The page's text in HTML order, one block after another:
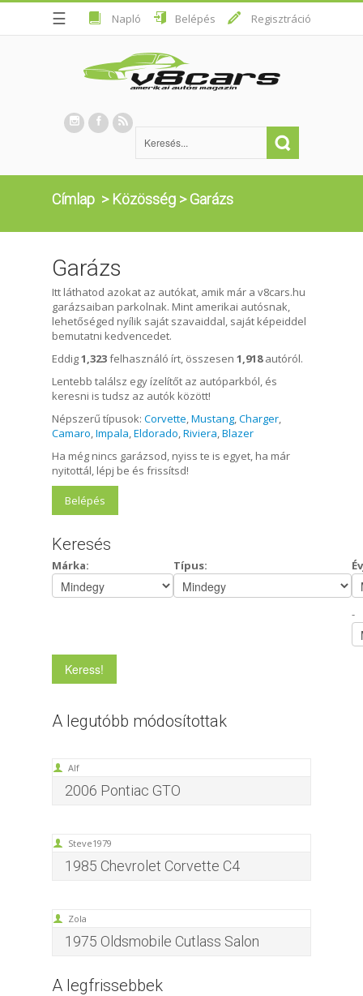
☰ Napló Belépés Regisztráció
Címlap > Közösség >Garázs
Garázs
Itt láthatod azokat az autókat, amik már a v8cars.hu
garázsaiban parkolnak. Mint amerikai autósnak,
lehetőséged nyílik saját szavaiddal, saját képeiddel
bemutatni kedvencedet.
Eddig1,323felhasználó írt, összesen 1,918autóról.
Lentebb találsz egy ízelítőt az autóparkból, és
keresni is tudsz az autók között!
Népszerű típusok: Corvette Mustang Charger
Camaro Impala Eldorado Riviera Blazer
Ha még nincs garázsod, nyiss te is egyet, ha már
nyitottál, lépj be és frissítsd!
Belépés
Keresés
Márka: Típus:
-
A legutóbb módosítottak
Alf
2006 Pontiac GTO
Steve1979
1985 Chevrolet Corvette C4
Zola
1975 Oldsmobile Cutlass Salon
A legfrissebbek